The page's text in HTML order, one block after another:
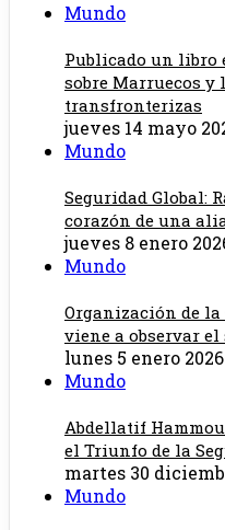
Mundo
Publicado un libro
sobre Marruecos y
transfronterizas
jueves 14 mayo
Mundo
Seguridad Global:
corazón de una
jueves 8 enero
Mundo
Organización de la
viene a observar
lunes 5 enero 2026
Mundo
Abdellatif
el Triunfo de la
martes 30
Mundo